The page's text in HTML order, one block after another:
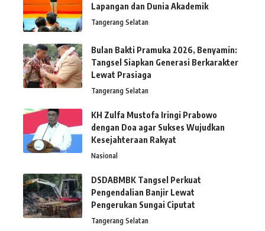
Lapangan dan Dunia Akademik
Tangerang Selatan
Bulan Bakti Pramuka 2026, Benyamin:
Tangsel Siapkan Generasi Berkarakter
Lewat Prasiaga
Tangerang Selatan
KH Zulfa Mustofa Iringi Prabowo
dengan Doa agar Sukses Wujudkan
Kesejahteraan Rakyat
Nasional
DSDABMBK Tangsel Perkuat
Pengendalian Banjir Lewat
Pengerukan Sungai Ciputat
Tangerang Selatan